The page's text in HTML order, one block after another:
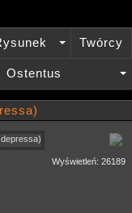
Twórcy
+
Ostentus
Wyświetleń: 26189